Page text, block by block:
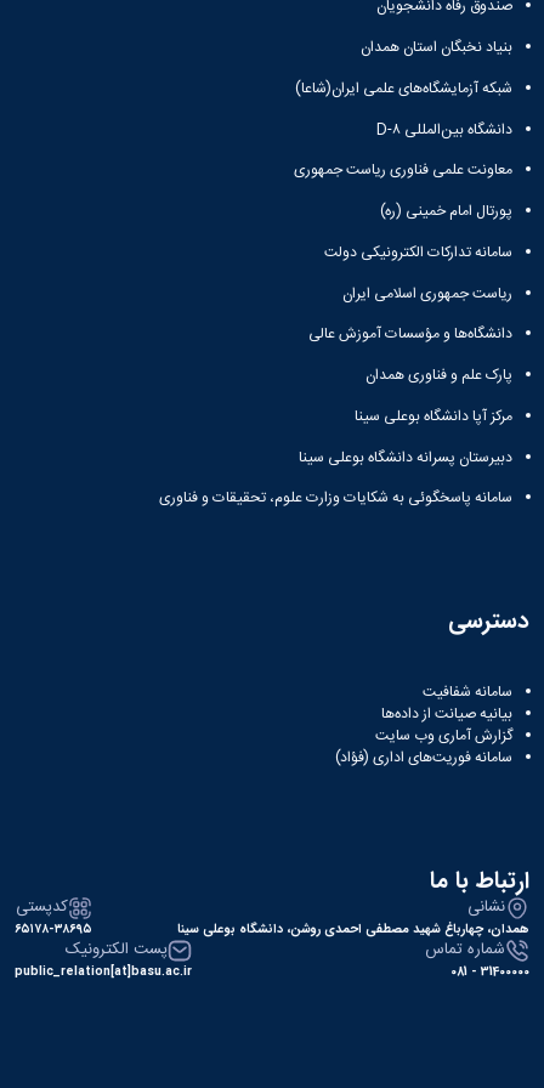
Research
صندوق رفاه دانشجویان
بنیاد نخبگان استان همدان
شبکه آزمایشگاه‌های علمی ایران(شاعا)
دانشگاه بین‌المللی D-۸
معاونت علمی فناوری ریاست جمهوری
پورتال امام خمینی (ره)
سامانه تدارکات الکترونیکی دولت
ریاست جمهوری اسلامی ایران
دانشگاه‌ها و مؤسسات آموزش عالی
پارک علم و فناوری همدان
مرکز آپا دانشگاه بوعلی سینا
دبیرستان پسرانه دانشگاه بوعلی سینا
سامانه پاسخگوئی به شکایات وزارت علوم، تحقیقات و فناوری
دسترسی
سامانه شفافیت
بیانیه صیانت از داده‌ها
گزارش آماری وب‌ سایت
سامانه فوریت‌های اداری (فؤاد)
ارتباط با ما
نشانی
همدان، چهارباغ شهید مصطفی احمدی روشن، دانشگاه بوعلی سینا
کدپستی
۶۵۱۷۸-۳۸۶۹۵
شماره تماس
31400000 - 081
پست الکترونیک
public_relation[at]basu.ac.ir